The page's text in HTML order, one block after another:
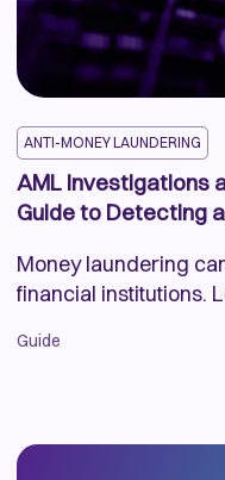
ANTI-MONEY LAUNDERING
AML Investigations
Guide to Detecting
Money laundering
financial institutions.
Guide